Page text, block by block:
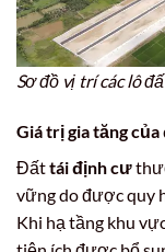
Sơ đồ vị trí các lô
Giá trị gia tăng
Đấttái định cư
vững do được quy
Khi hạ tầng khu